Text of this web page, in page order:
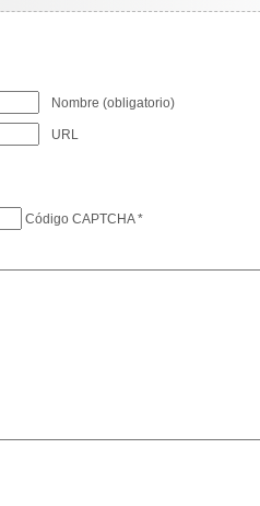
Nombre (obligatorio)
URL
Código CAPTCHA*